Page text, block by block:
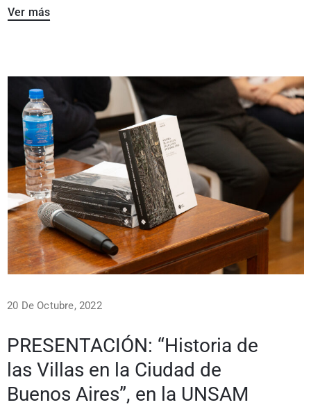
Ver más
20 De Octubre, 2022
PRESENTACIÓN: “Historia de
las Villas en la Ciudad de
Buenos Aires”, en la UNSAM